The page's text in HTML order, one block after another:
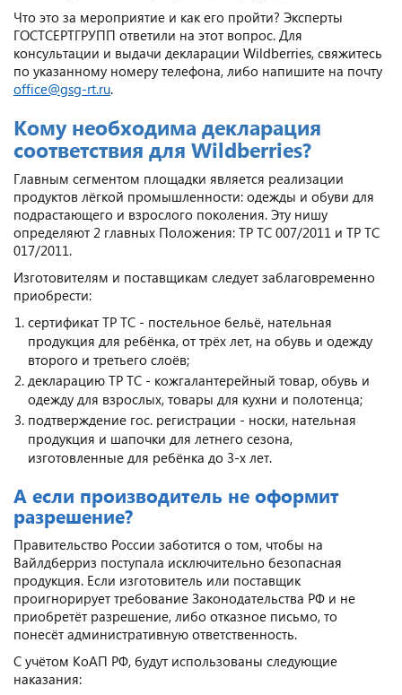
Что это за мероприятие и как его пройти? Эксперты
ГОСТСЕРТГРУПП ответили на этот вопрос. Для
консультации и выдачи декларации Wildberries, свяжитесь
по указанному номеру телефона, либо напишите на почту
office@gsg-rt.ru.
Кому необходима декларация
соответствия для Wildberries?
Главным сегментом площадки является реализации
продуктов лёгкой промышленности: одежды и обуви для
подрастающего и взрослого поколения. Эту нишу
определяют 2 главных Положения: ТР ТС 007/2011 и ТР ТС
017/2011.
Изготовителям и поставщикам следует заблаговременно
приобрести:
сертификат ТР ТС - постельное бельё, нательная
продукция для ребёнка, от трёх лет, на обувь и одежду
второго и третьего слоёв;
декларацию ТР ТС - кожгалантерейный товар, обувь и
одежду для взрослых, товары для кухни и полотенца;
подтверждение гос. регистрации - носки, нательная
продукция и шапочки для летнего сезона,
изготовленные для ребёнка до 3-х лет.
А если производитель не оформит
разрешение?
Правительство России заботится о том, чтобы на
Вайлдберриз поступала исключительно безопасная
продукция. Если изготовитель или поставщик
проигнорирует требование Законодательства РФ и не
приобретёт разрешение, либо отказное письмо, то
понесёт административную ответственность.
С учётом КоАП РФ, будут использованы следующие
наказания: